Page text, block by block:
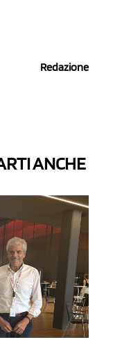
Redazione
ANCHE